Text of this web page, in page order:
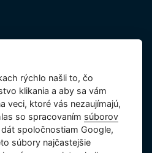
a ďalších spracovávaných
cookies
rýchlo našli to, čo
klikania a aby sa vám
veci, ktoré vás nezaujímajú,
so spracovaním súborov
spoločnostiam Google,
súbory najčastejšie